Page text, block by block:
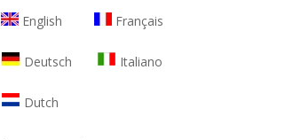
English Français
Deutsch Italiano
Dutch